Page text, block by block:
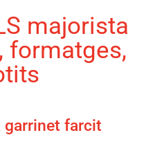
majorista
formatges,
garrinet farcit